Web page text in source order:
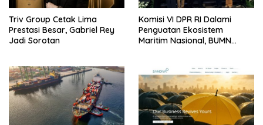
Triv Group Cetak Lima
Prestasi Besar, Gabriel Rey
Jadi Sorotan
Komisi VI DPR RI Dalami
Penguatan Ekosistem
Maritim Nasional, BUMN